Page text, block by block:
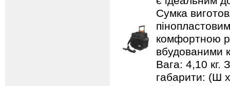
Сумка
комфортною
вбудованими
Вага: 4,10 кг.
габарити: (Ш